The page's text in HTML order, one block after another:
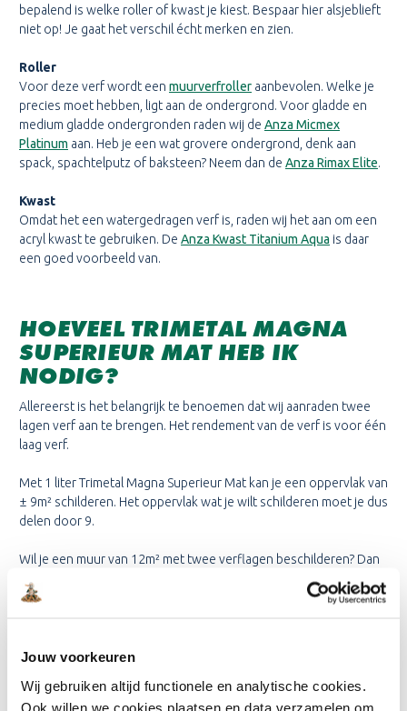
Jouw voorkeuren
Wij gebruiken altijd functionele en analytische cookies.
Ook willen we cookies plaatsen en data verzamelen om
bepalend is welke roller of kwast je kiest. Bespaar hier alsjeblieft
niet op! Je gaat het verschil écht merken en zien.
Roller
Voor deze verf wordt een muurverfroller aanbevolen. Welke je
precies moet hebben, ligt aan de ondergrond. Voor gladde en
medium gladde ondergronden raden wij de Anza Micmex
Platinum aan. Heb je een wat grovere ondergrond, denk aan
spack, spachtelputz of baksteen? Neem dan de Anza Rimax Elite.
Kwast
Omdat het een watergedragen verf is, raden wij het aan om een
acryl kwast te gebruiken. De Anza Kwast Titanium Aqua is daar
een goed voorbeeld van.
HOEVEEL TRIMETAL MAGNA
SUPERIEUR MAT HEB IK
NODIG?
Allereerst is het belangrijk te benoemen dat wij aanraden twee
lagen verf aan te brengen. Het rendement van de verf is voor één
laag verf.
Met 1 liter Trimetal Magna Superieur Mat kan je een oppervlak van
± 9m² schilderen. Het oppervlak wat je wilt schilderen moet je dus
delen door 9.
Wil je een muur van 12m² met twee verflagen beschilderen? Dan
heb je 24m²/9=2,7 liter muurverf nodig. Om de muur van 12m²
twee keer te schilderen heb je dus 2,7 liter verf nodig. Met een
van één verflaag voorzien.